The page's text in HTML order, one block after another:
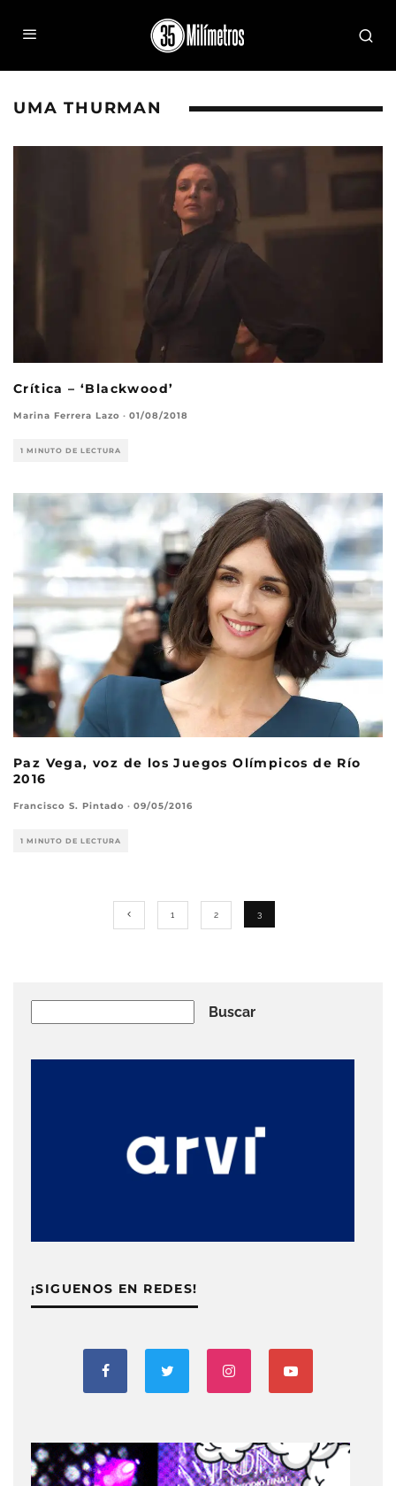
UMA THURMAN
Crítica – ‘Blackwood’
Marina Ferrera Lazo · 01/08/2018
1 MINUTO DE LECTURA
Paz Vega, voz de los Juegos Olímpicos de Río
2016
Francisco S. Pintado · 09/05/2016
1 MINUTO DE LECTURA
1 2 3
Buscar
¡SIGUENOS EN REDES!